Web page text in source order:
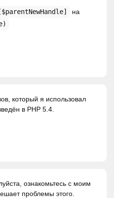
[$parentNewHandle]
на
который я использовал
в PHP 5.4.
ознакомьтесь с моим
проблемы этого.